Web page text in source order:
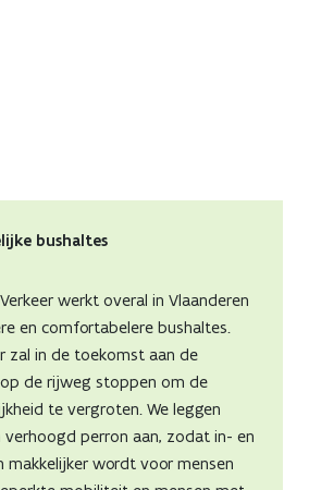
bushaltes
werkt overal in Vlaanderen
en comfortabelere bushaltes.
zal in de toekomst aan de
de rijweg stoppen om de
te vergroten. We leggen
verhoogd perron aan, zodat in- en
makkelijker wordt voor mensen